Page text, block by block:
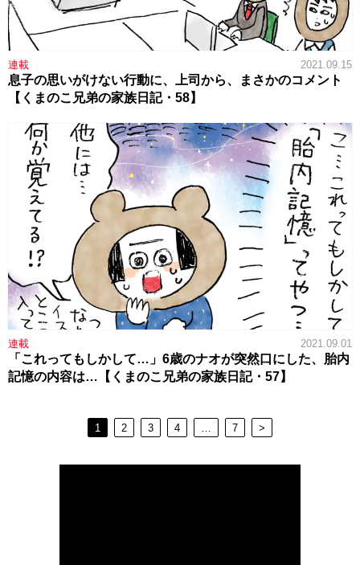
連載 2021.09.15
息子の思いがけない行動に、上司から、まさかのコメント
【くまのこ兄弟の家族日記・58】
連載 2021.09.01
「これってもしかして…」6歳のナオが突然口にした、胎内
記憶の内容は…【くまのこ兄弟の家族日記・57】
1 2 3 4 7 >